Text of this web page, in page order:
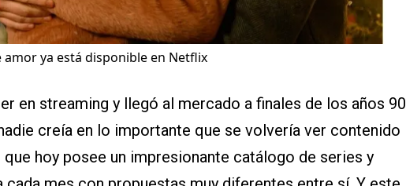
amor ya está disponible en Netflix
en streaming y llegó al mercado a finales de los años 90
creía en lo importante que se volvería ver contenido
hoy posee un impresionante catálogo de series y